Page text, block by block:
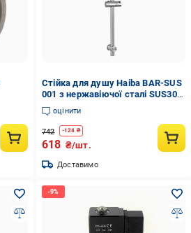
Стійка для душу Haiba BAR-SUS
001 з нержавіючої сталі SUS304
(HB3328)
оцінити
742 -124 ₴
618 ₴/шт.
Доставимо